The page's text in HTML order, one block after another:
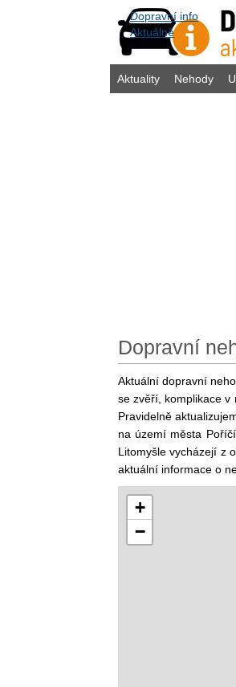
Dopravní info
Aktuálně
Aktuality Nehody
Dopravní
Aktuální dopravní
se zvěří, komplikace v
Pravidelně
na území města
Litomyšle vycházejí z
aktuální informace o
+
−